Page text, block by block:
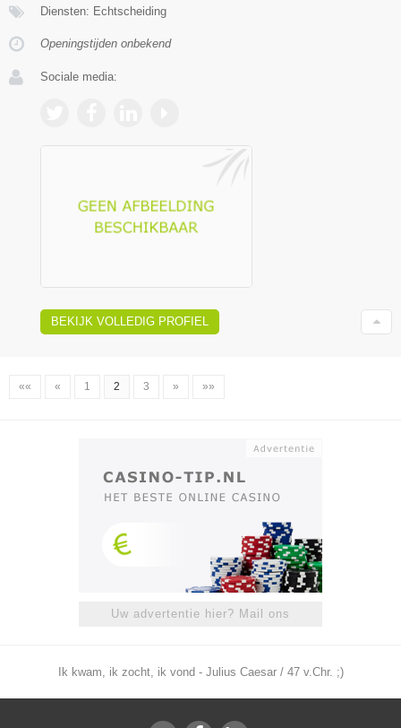
Diensten: Echtscheiding
Openingstijden onbekend
Sociale media:
BEKIJK VOLLEDIG PROFIEL
«« « 1 2 3 » »»
Uw advertentie hier? Mail ons
Ik kwam, ik zocht, ik vond - Julius Caesar / 47 v.Chr. ;)